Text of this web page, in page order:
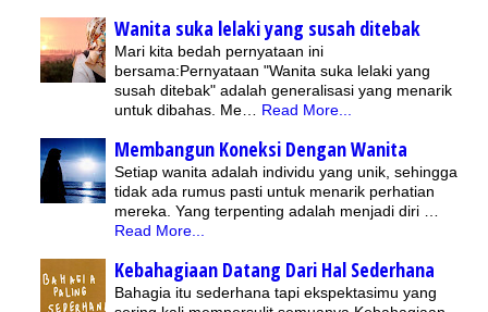
Wanita suka lelaki yang susah ditebak
Mari kita bedah pernyataan ini
bersama:Pernyataan "Wanita suka lelaki yang
susah ditebak" adalah generalisasi yang menarik
untuk dibahas. Me… Read More...
Membangun Koneksi Dengan Wanita
Setiap wanita adalah individu yang unik, sehingga
tidak ada rumus pasti untuk menarik perhatian
mereka. Yang terpenting adalah menjadi diri …
Read More...
Kebahagiaan Datang Dari Hal Sederhana
Bahagia itu sederhana tapi ekspektasimu yang